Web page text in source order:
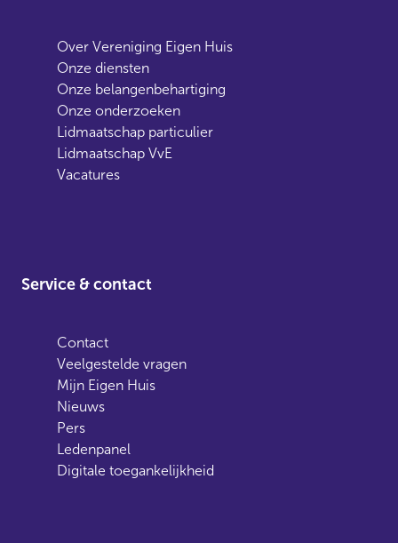
Over Vereniging Eigen Huis
Onze diensten
Onze belangenbehartiging
Onze onderzoeken
Lidmaatschap particulier
Lidmaatschap VvE
Vacatures
Service & contact
Contact
Veelgestelde vragen
Mijn Eigen Huis
Nieuws
Pers
Ledenpanel
Digitale toegankelijkheid